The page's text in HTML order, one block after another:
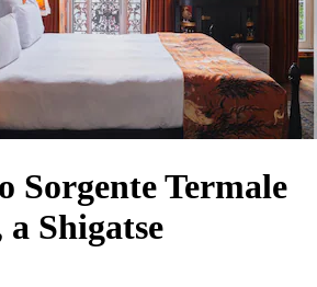
Sorgente Termale
Shigatse